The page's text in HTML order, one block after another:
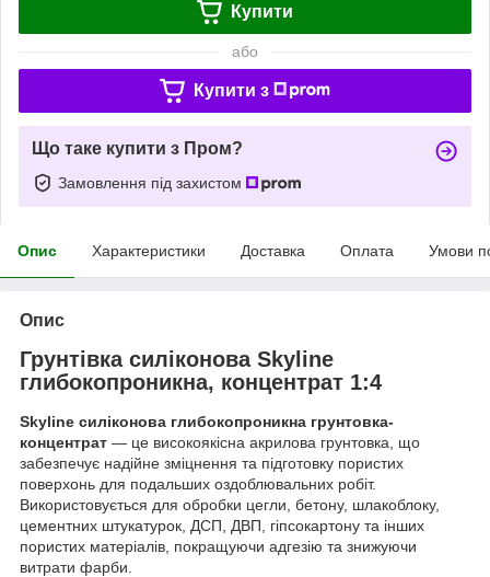
Купити
або
Купити з
Що таке купити з Пром?
Замовлення під захистом
Опис Характеристики Доставка Оплата Умови
Опис
Грунтівка силіконова Skyline
глибокопроникна, концентрат 1:4
Skyline силіконова глибокопроникна грунтовка-
концентрат — це високоякісна акрилова грунтовка, що
забезпечує надійне зміцнення та підготовку пористих
поверхонь для подальших оздоблювальних робіт.
Використовується для обробки цегли, бетону, шлакоблоку,
цементних штукатурок, ДСП, ДВП, гіпсокартону та інших
пористих матеріалів, покращуючи адгезію та знижуючи
витрати фарби.